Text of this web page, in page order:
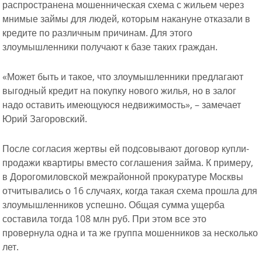
распространена мошенническая схема с жильем через
мнимые займы для людей, которым накануне отказали в
кредите по различным причинам. Для этого
злоумышленники получают к базе таких граждан.
«Может быть и такое, что злоумышленники предлагают
выгодный кредит на покупку нового жилья, но в залог
надо оставить имеющуюся недвижимость», – замечает
Юрий Загоровский.
После согласия жертвы ей подсовывают договор купли-
продажи квартиры вместо соглашения займа. К примеру,
в Дорогомиловской межрайонной прокуратуре Москвы
отчитывались о 16 случаях, когда такая схема прошла для
злоумышленников успешно. Общая сумма ущерба
составила тогда 108 млн руб. При этом все это
провернула одна и та же группа мошенников за несколько
лет.